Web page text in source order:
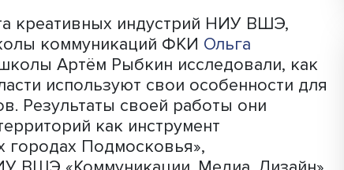
Подмосковья полноценно
привлечения туристов. Лишь в
узнаваемости и качества
жителей и продвижением
сетях. Для развития
в этом направлении.